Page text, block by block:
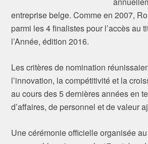
entreprise belge. Comme en 2007,
parmi les 4 finalistes pour l’accès au
l’Année, édition 2016.
Les critères de nomination
l’innovation, la compétitivité et la
au cours des 5 dernières années en
d’affaires, de personnel et de valeur
Une cérémonie officielle organisée